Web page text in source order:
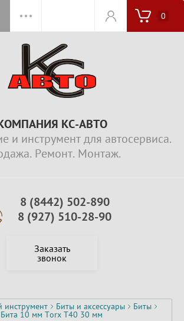
0
КС-АВТО
и инструмент для автосервиса.
Ремонт. Монтаж.
8 (8442) 502-890
8 (927) 510-28-90
Заказать
звонок
инструмент Биты и аксессуары Биты
Бита 10 мм Torx T40 30 мм